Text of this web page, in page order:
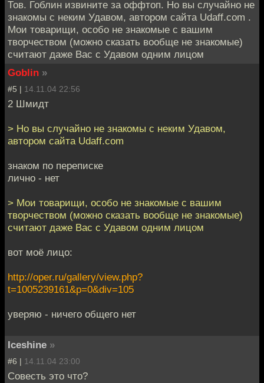
Тов. Гоблин извините за оффтоп. Но вы случайно не
знакомы с неким Удавом, автором сайта Udaff.com .
Мои товарищи, особо не знакомые с вашим
творчеством (можно сказать вообще не знакомые)
считают даже Вас с Удавом одним лицом
Goblin »
#5 | 14.11.04 22:56
2 Шмидт
> Но вы случайно не знакомы с неким Удавом,
автором сайта Udaff.com
знаком по переписке
лично - нет
> Мои товарищи, особо не знакомые с вашим
творчеством (можно сказать вообще не знакомые)
считают даже Вас с Удавом одним лицом
вот моё лицо:
http://oper.ru/gallery/view.php?
t=1005239161&p=0&div=105
уверяю - ничего общего нет
Iceshine »
#6 | 14.11.04 23:00
Совесть это что?